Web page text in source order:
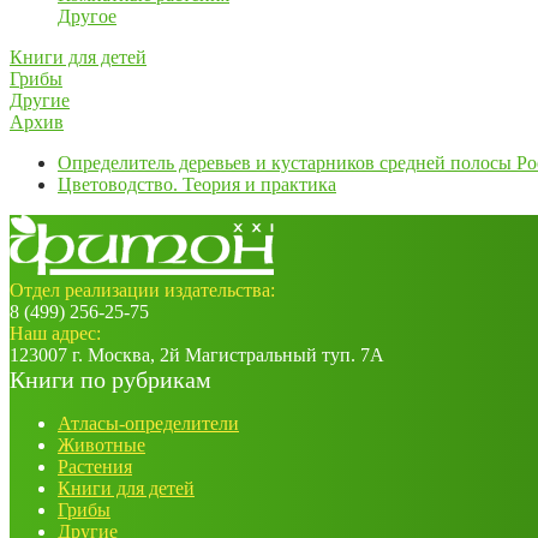
Другое
Книги для детей
Грибы
Другие
Архив
Определитель деревьев и кустарников средней полосы
Цветоводство. Теория и практика
Отдел реализации издательства:
8 (499) 256-25-75
Наш адрес:
123007 г. Москва, 2й Магистральный туп. 7А
Книги по рубрикам
Атласы-определители
Животные
Растения
Книги для детей
Грибы
Другие